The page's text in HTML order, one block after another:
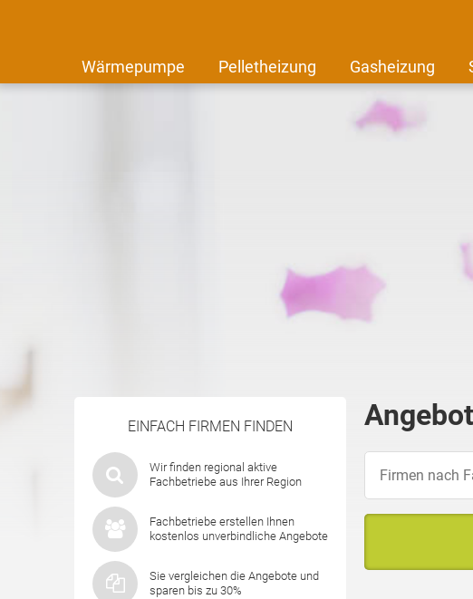
Wärmepumpe Pelletheizung Gasheizung
EINFACH FIRMEN FINDEN
Wir finden regional aktive
Fachbetriebe aus Ihrer Region
Fachbetriebe erstellen Ihnen
kostenlos unverbindliche Angebote
Sie vergleichen die Angebote und
sparen bis zu 30%